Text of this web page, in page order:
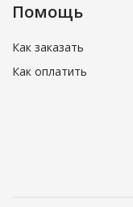
Помощь
Как заказать
Как оплатить